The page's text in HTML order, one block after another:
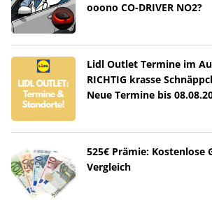
ooono CO-DRIVER NO2?
Lidl Outlet Termine im
RICHTIG krasse
Neue Termine bis
525€ Prämie: Kostenlose
Vergleich